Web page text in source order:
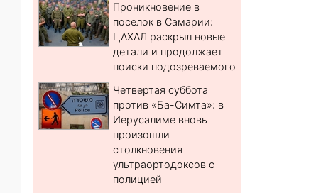
Проникновение в
поселок в Самарии:
ЦАХАЛ раскрыл новые
детали и продолжает
поиски подозреваемого
Четвертая суббота
против «Ба-Симта»: в
Иерусалиме вновь
произошли
столкновения
ультраортодоксов с
полицией